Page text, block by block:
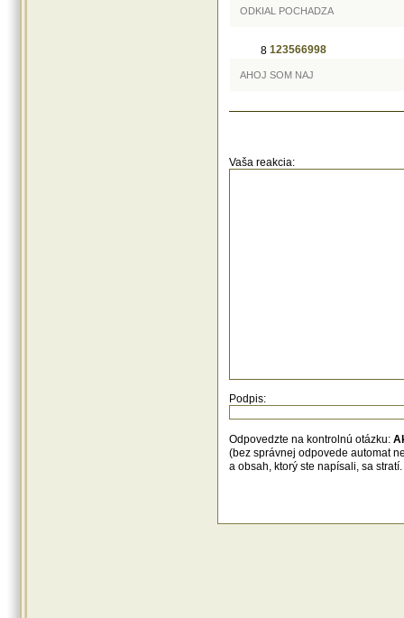
ODKIAL POCHADZA
8 123566998
AHOJ SOM NAJ
Vaša reakcia:
Podpis:
Odpovedzte na kontrolnú otázku:
(bez správnej odpovede automat
a obsah, ktorý ste napísali, sa